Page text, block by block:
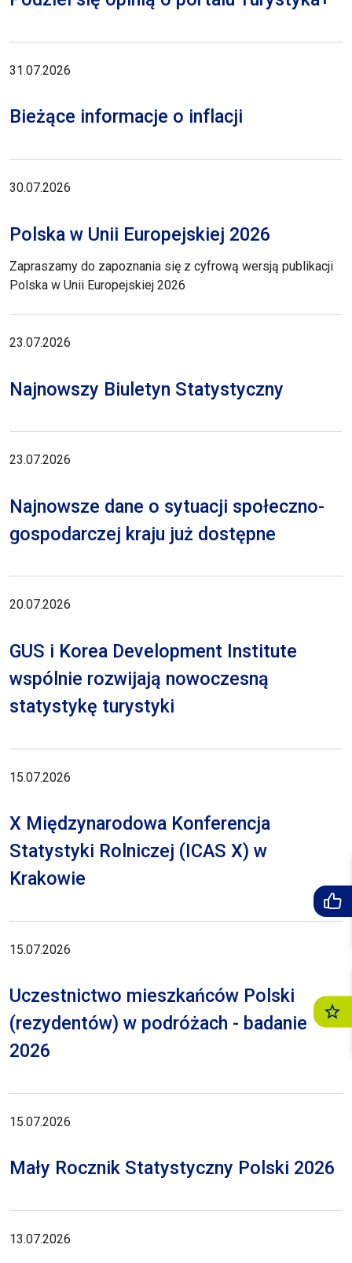
31.07.2026
Bieżące informacje o inflacji
30.07.2026
Polska w Unii Europejskiej 2026
Zapraszamy do zapoznania się z cyfrową wersją publikacji
Polska w Unii Europejskiej 2026
23.07.2026
Najnowszy Biuletyn Statystyczny
23.07.2026
Najnowsze dane o sytuacji społeczno-
gospodarczej kraju już dostępne
20.07.2026
GUS i Korea Development Institute
wspólnie rozwijają nowoczesną
statystykę turystyki
15.07.2026
X Międzynarodowa Konferencja
Statystyki Rolniczej (ICAS X) w
Krakowie
15.07.2026
Uczestnictwo mieszkańców Polski
(rezydentów) w podróżach - badanie
2026
15.07.2026
Mały Rocznik Statystyczny Polski 2026
13.07.2026